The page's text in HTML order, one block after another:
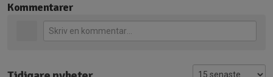
Kommentarer